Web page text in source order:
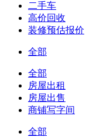
二手车
高价回收
装修预估报价
全部
全部
房屋出租
房屋出售
商铺写字间
全部